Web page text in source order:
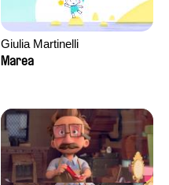
Giulia Martinelli
Marea